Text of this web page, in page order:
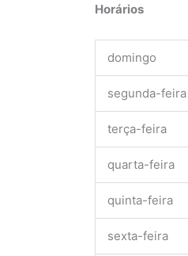
Horários
domingo
segunda-feira
terça-feira
quarta-feira
quinta-feira
sexta-feira